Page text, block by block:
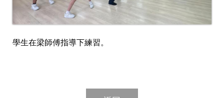
學生在梁師傅指導下練習。